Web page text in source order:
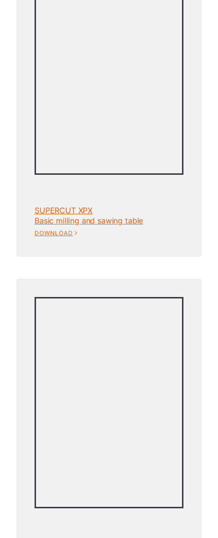
SUPERCUT XPX
Basic milling and sawing table
DOWNLOAD